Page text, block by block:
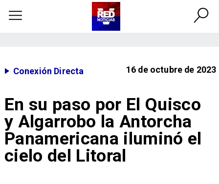
Conexión Directa 16 de octubre de 2023
En su paso por El Quisco
y Algarrobo la Antorcha
Panamericana iluminó el
cielo del Litoral